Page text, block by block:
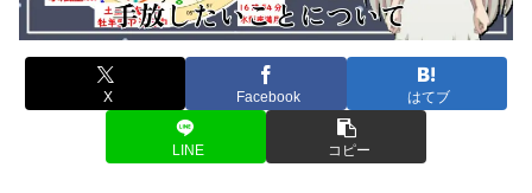
X Facebook はてブ
LINE コピー